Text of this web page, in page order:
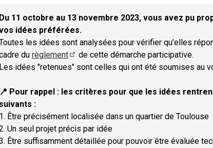
Du 11 octobre au 13 novembre 2023, vous avez pu
idées préférées.
les idées sont analysées pour vérifier qu'elles
du règlement
(Lien externe)
de cette démarche participative.
Les idées "retenues" sont celles qui ont été soumises au
📍 Pour rappel : les critères pour que les idées
suivants :
1. Être précisément localisée dans un quartier de Toulouse
Un seul projet précis par idée
Être suffisamment détaillée pour pouvoir être évaluée